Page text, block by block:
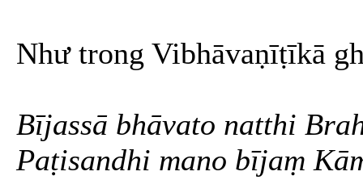
Như trong Vibhāvaṇīṭīkā
Bījassā bhāvato natthi
Paṭisandhi mano bījaṃ